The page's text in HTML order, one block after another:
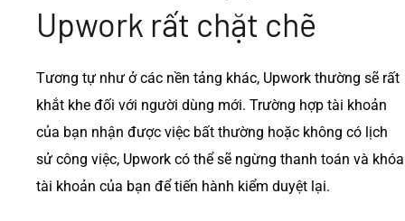
Upwork rất chặt chẽ
Tương tự như ở các nền tảng khác, Upwork thường sẽ rất
khắt khe đối với người dùng mới. Trường hợp tài khoản
của bạn nhận được việc bất thường hoặc không có lịch
sử công việc, Upwork có thể sẽ ngừng thanh toán và khóa
tài khoản của bạn để tiến hành kiểm duyệt lại.